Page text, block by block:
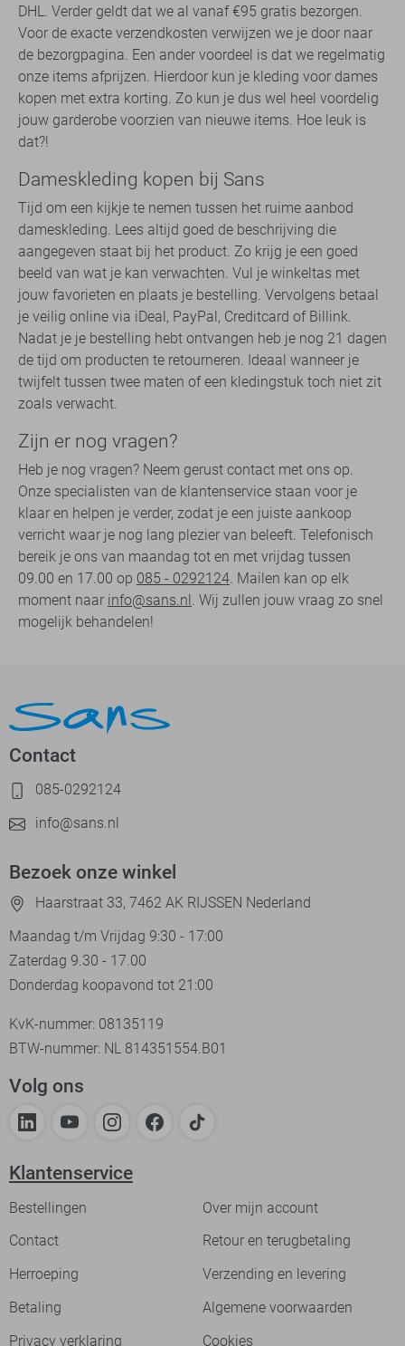
DHL. Verder geldt dat we al vanaf €95 gratis bezorgen.
Voor de exacte verzendkosten verwijzen we je door naar
de bezorgpagina. Een ander voordeel is dat we regelmatig
onze items afprijzen. Hierdoor kun je kleding voor dames
kopen met extra korting. Zo kun je dus wel heel voordelig
jouw garderobe voorzien van nieuwe items. Hoe leuk is
dat?!
Dameskleding kopen bij Sans
Tijd om een kijkje te nemen tussen het ruime aanbod
dameskleding. Lees altijd goed de beschrijving die
aangegeven staat bij het product. Zo krijg je een goed
beeld van wat je kan verwachten. Vul je winkeltas met
jouw favorieten en plaats je bestelling. Vervolgens betaal
je veilig online via iDeal, PayPal, Creditcard of Billink.
Nadat je je bestelling hebt ontvangen heb je nog 21 dagen
de tijd om producten te retourneren. Ideaal wanneer je
twijfelt tussen twee maten of een kledingstuk toch niet zit
zoals verwacht.
Zijn er nog vragen?
Heb je nog vragen? Neem gerust contact met ons op.
Onze specialisten van de klantenservice staan voor je
klaar en helpen je verder, zodat je een juiste aankoop
verricht waar je nog lang plezier van beleeft. Telefonisch
bereik je ons van maandag tot en met vrijdag tussen
09.00 en 17.00 op 085 - 0292124. Mailen kan op elk
moment naar info@sans.nl. Wij zullen jouw vraag zo snel
mogelijk behandelen!
Contact
085-0292124
info@sans.nl
Bezoek onze winkel
Haarstraat 33, 7462 AK RIJSSEN Nederland
Maandag t/m Vrijdag 9:30 - 17:00
Zaterdag 9.30 - 17.00
Donderdag koopavond tot 21:00
KvK-nummer: 08135119
BTW-nummer: NL 814351554.B01
Volg ons
Klantenservice
Bestellingen
Over mijn account
Contact
Retour en terugbetaling
Herroeping
Verzending en levering
Betaling
Algemene voorwaarden
Privacy verklaring
Cookies